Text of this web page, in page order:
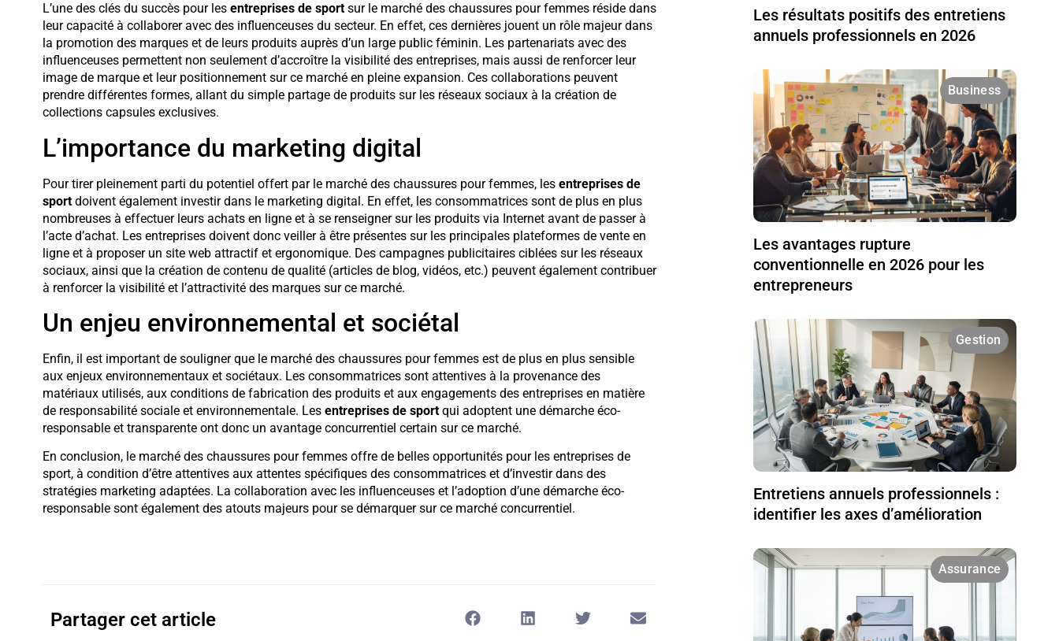
L’une des clés du succès pour les entreprises de sportsur le marché des chaussures pour femmes réside dans
leur capacité à collaborer avec des influenceuses du secteur. En effet, ces dernières jouent un rôle majeur dans
la promotion des marques et de leurs produits auprès d’un large public féminin. Les partenariats avec des
influenceuses permettent non seulement d’accroître la visibilité des entreprises, mais aussi de renforcer leur
image de marque et leur positionnement sur ce marché en pleine expansion. Ces collaborations peuvent
prendre différentes formes, allant du simple partage de produits sur les réseaux sociaux à la création de
collections capsules exclusives.
L’importance du marketing digital
Pour tirer pleinement parti du potentiel offert par le marché des chaussures pour femmes, les entreprises de
sportdoivent également investir dans le marketing digital. En effet, les consommatrices sont de plus en plus
nombreuses à effectuer leurs achats en ligne et à se renseigner sur les produits via Internet avant de passer à
l’acte d’achat. Les entreprises doivent donc veiller à être présentes sur les principales plateformes de vente en
ligne et à proposer un site web attractif et ergonomique. Des campagnes publicitaires ciblées sur les réseaux
sociaux, ainsi que la création de contenu de qualité (articles de blog, vidéos, etc.) peuvent également contribuer
à renforcer la visibilité et l’attractivité des marques sur ce marché.
Un enjeu environnemental et sociétal
Enfin, il est important de souligner que le marché des chaussures pour femmes est de plus en plus sensible
aux enjeux environnementaux et sociétaux. Les consommatrices sont attentives à la provenance des
matériaux utilisés, aux conditions de fabrication des produits et aux engagements des entreprises en matière
de responsabilité sociale et environnementale. Les entreprises de sportqui adoptent une démarche éco-
responsable et transparente ont donc un avantage concurrentiel certain sur ce marché.
En conclusion, le marché des chaussures pour femmes offre de belles opportunités pour les entreprises de
sport, à condition d’être attentives aux attentes spécifiques des consommatrices et d’investir dans des
stratégies marketing adaptées. La collaboration avec les influenceuses et l’adoption d’une démarche éco-
responsable sont également des atouts majeurs pour se démarquer sur ce marché concurrentiel.
Partager cet article
Les résultats positifs des entretiens
annuels professionnels en 2026
Business
Les avantages rupture
conventionnelle en 2026 pour les
entrepreneurs
Gestion
Entretiens annuels professionnels :
identifier les axes d’amélioration
Assurance